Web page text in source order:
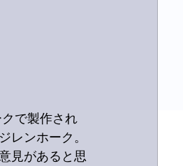
で製作され
レンホーク。
見があると思